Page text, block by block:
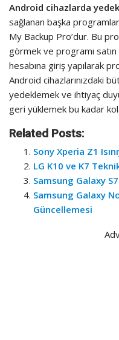
Android cihazlarda
sağlanan başka
My Backup Pro’dur. Bu
görmek ve programı
hesabına giriş yapılarak
Android cihazlarınızdaki
yedeklemek ve ihtiyaç
geri yüklemek bu kadar
Related Posts:
Sony Xperia Z1
LG K10 ve K7
Samsung Galaxy
Samsung Galaxy
Güncellemesi